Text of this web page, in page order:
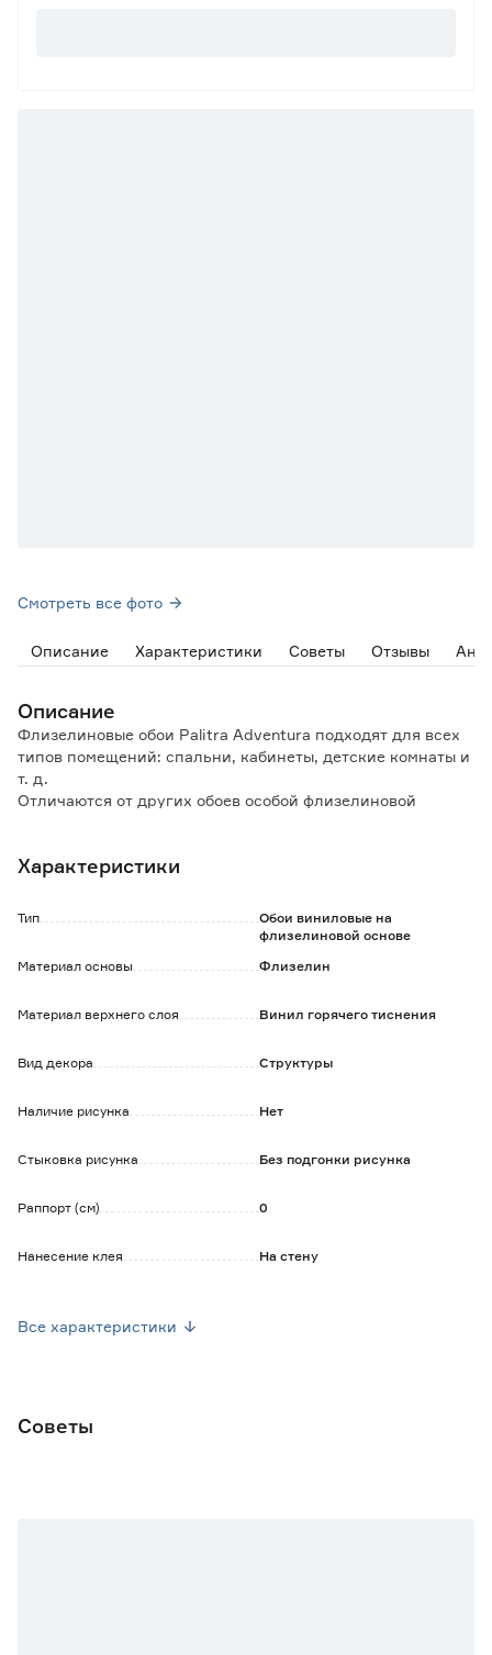
Смотреть все фото
Описание Характеристики Советы Отзывы
Описание
Флизелиновые обои Palitra Adventura подходят для всех
типов помещений: спальни, кабинеты, детские комнаты и
т. д.
Отличаются от других обоев особой флизелиновой
Особенности и преимущества:
- скрывают неровности стены;
- отличаются высокой влагостойкостью;
полотна легко стыкуются;
- срок службы более 3-х лет.
Обратите внимание:
обоев.
Характеристики
Тип
Обои виниловые на
флизелиновой основе
Материал основы
Флизелин
Материал верхнего слоя Винил горячего тиснения
Вид декора Структуры
Наличие рисунка Нет
Стыковка рисунка Без подгонки рисунка
Раппорт (см) 0
Нанесение клея На стену
Все характеристики
Советы